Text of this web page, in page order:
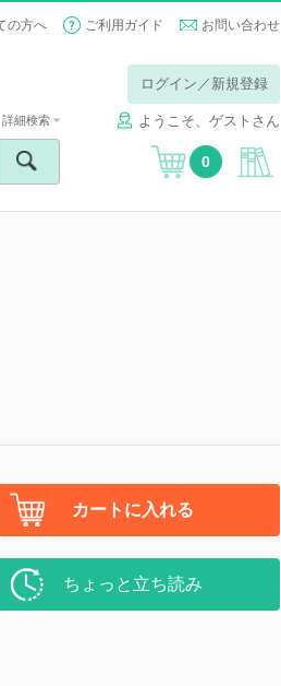
の方へ ご利用ガイド お問い合わせ
ログイン／新規登録
ようこそ、ゲストさん
詳細検索
0
カートに入れる
ちょっと立ち読み